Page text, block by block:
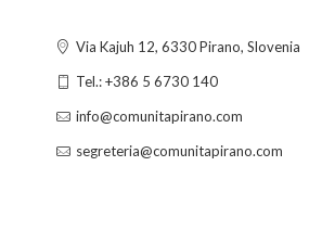
Via Kajuh 12, 6330 Pirano, Slovenia
Tel.: +386 5 6730 140
info@comunitapirano.com
segreteria@comunitapirano.com